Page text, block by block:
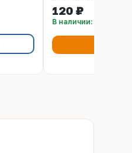
CET1133
120 ₽
В наличии: 90 шт